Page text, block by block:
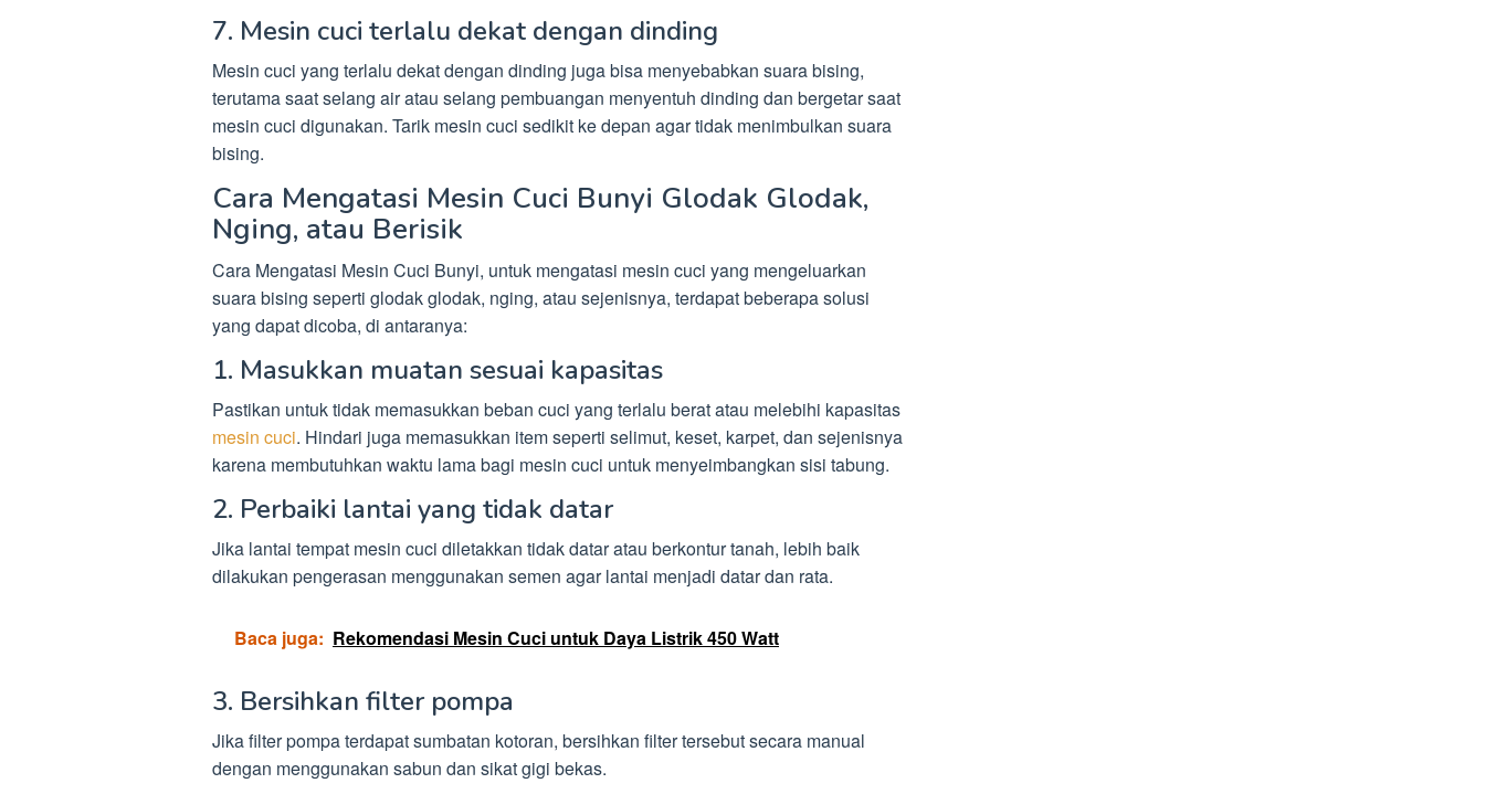
7. Mesin cuci terlalu dekat dengan dinding
Mesin cuci yang terlalu dekat dengan dinding juga bisa menyebabkan suara bising,
terutama saat selang air atau selang pembuangan menyentuh dinding dan bergetar saat
mesin cuci digunakan. Tarik mesin cuci sedikit ke depan agar tidak menimbulkan suara
bising.
Cara Mengatasi Mesin Cuci Bunyi Glodak Glodak,
Nging, atau Berisik
Cara Mengatasi Mesin Cuci Bunyi, untuk mengatasi mesin cuci yang mengeluarkan
suara bising seperti glodak glodak, nging, atau sejenisnya, terdapat beberapa solusi
yang dapat dicoba, di antaranya:
1. Masukkan muatan sesuai kapasitas
Pastikan untuk tidak memasukkan beban cuci yang terlalu berat atau melebihi kapasitas
mesin cuci. Hindari juga memasukkan item seperti selimut, keset, karpet, dan sejenisnya
karena membutuhkan waktu lama bagi mesin cuci untuk menyeimbangkan sisi tabung.
2. Perbaiki lantai yang tidak datar
Jika lantai tempat mesin cuci diletakkan tidak datar atau berkontur tanah, lebih baik
dilakukan pengerasan menggunakan semen agar lantai menjadi datar dan rata.
Baca juga: Rekomendasi Mesin Cuci untuk Daya Listrik 450 Watt
3. Bersihkan filter pompa
Jika filter pompa terdapat sumbatan kotoran, bersihkan filter tersebut secara manual
dengan menggunakan sabun dan sikat gigi bekas.